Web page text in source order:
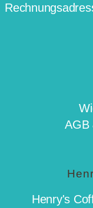
AGB
Henry's